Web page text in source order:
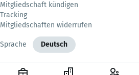
Mitgliedschaft kündigen
Tracking
Mitgliedschaften widerrufen
Sprache Deutsch